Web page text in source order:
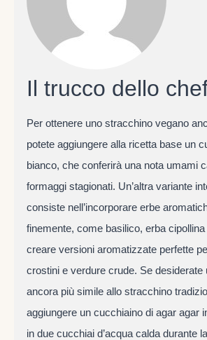
Il trucco dello
Per ottenere uno stracchino vegano
potete aggiungere alla ricetta base un
bianco, che conferirà una nota umami
formaggi stagionati. Un’altra variante
consiste nell’incorporare erbe
finemente, come basilico, erba
creare versioni aromatizzate perfette
crostini e verdure crude. Se desiderate
ancora più simile allo stracchino
aggiungere un cucchiaino di agar agar
in due cucchiai d’acqua calda durante